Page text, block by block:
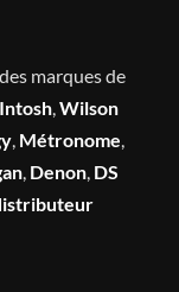
marques de
,Wilson
, Métronome,
, Denon, DS